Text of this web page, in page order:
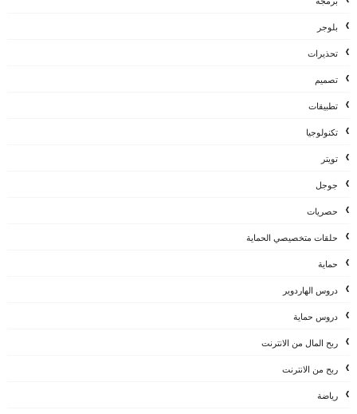
بلوجر
تحذيرات
تصميم
تطبيقات
تكنولوجيا
تويتر
جوجل
حصريات
حلقات متخصيصي الحماية
حماية
دروس الهاردوير
دروس حماية
ربح المال من الانترنت
ربح من الانترنت
رياضة